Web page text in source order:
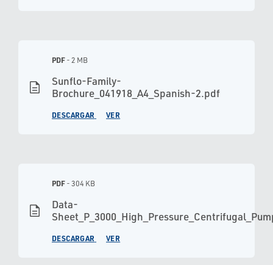
description
PDF- 2 MB
Sunflo-Family-
Brochure_041918_A4_Spanish-2.pdf
DESCARGAR VER
description
PDF- 304 KB
Data-
DESCARGAR VER